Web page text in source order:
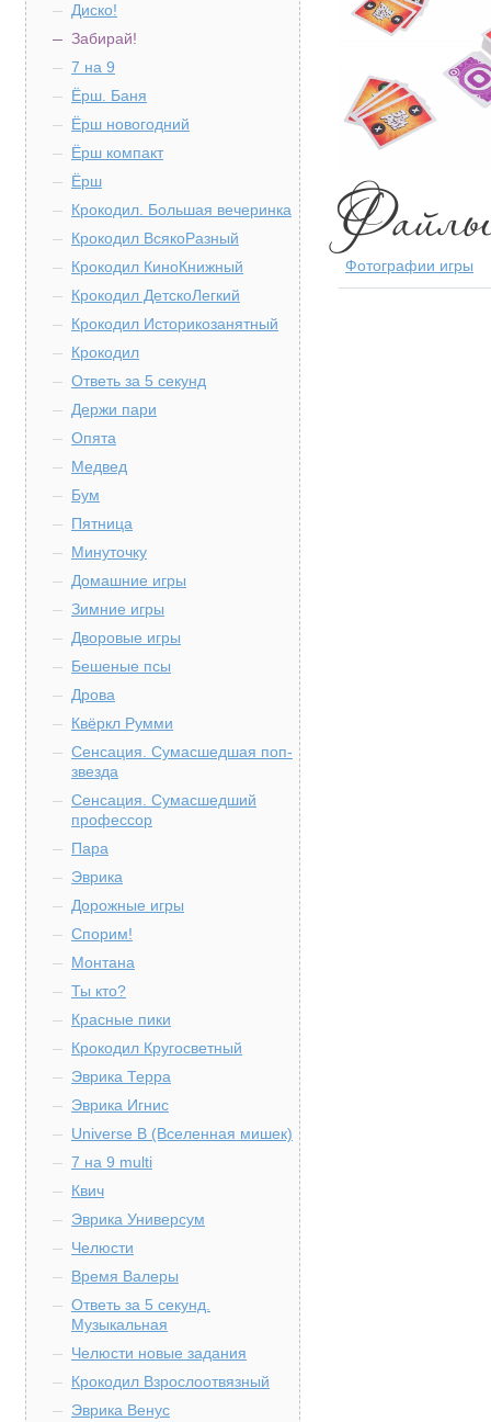
Диско!
Забирай!
7 на 9
Ёрш. Баня
Ёрш новогодний
Ёрш компакт
Ёрш
Крокодил. Большая вечеринка
Крокодил ВсякоРазный
Крокодил КиноКнижный
Крокодил ДетскоЛегкий
Крокодил Историкозанятный
Крокодил
Ответь за 5 секунд
Держи пари
Опята
Медвед
Бум
Пятница
Минуточку
Домашние игры
Зимние игры
Дворовые игры
Бешеные псы
Дрова
Квёркл Румми
Сенсация. Сумасшедшая поп-
звезда
Сенсация. Сумасшедший
профессор
Пара
Эврика
Дорожные игры
Спорим!
Монтана
Ты кто?
Красные пики
Крокодил Кругосветный
Эврика Терра
Эврика Игнис
Universe B (Вселенная мишек)
7 на 9 multi
Квич
Эврика Универсум
Челюсти
Время Валеры
Ответь за 5 секунд.
Музыкальная
Челюсти новые задания
Крокодил Взрослоотвязный
Эврика Венус
Фотографии игры